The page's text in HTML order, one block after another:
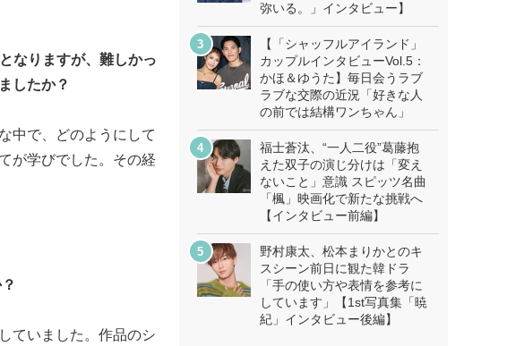
なりますが、難しかっ
したか？
中で、どのようにして
が学びでした。その経
ていました。作品のシ
弥いる。」インタビュー】
【「シャッフルアイランド」
カップルインタビューVol.5：
かほ＆ゆうた】毎日会うラブ
ラブな交際の近況「好きな人
の前では結構ワンちゃん」
福士蒼汰、“一人二役”葛藤抱
えた双子の演じ分けは「変え
ないこと」意識 スピッツ名曲
「楓」映画化で新たな挑戦へ
【インタビュー前編】
野村康太、松本まりかとのキ
スシーン前日に観た韓ドラ
「手の使い方や表情を参考に
しています」【1st写真集「暁
紀」インタビュー後編】